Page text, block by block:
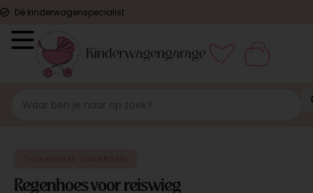
Dé kinderwagenspecialist
Regenhoes voor reiswieg